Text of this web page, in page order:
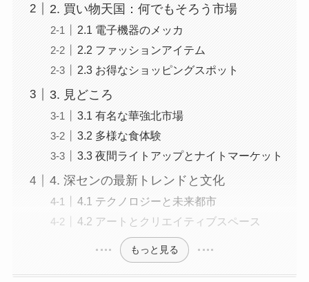
2. 買い物天国：何でもそろう市場
2.1 電子機器のメッカ
2.2 ファッションアイテム
2.3 お得なショッピングスポット
3. 見どころ
3.1 有名な華強北市場
3.2 多様な食体験
3.3 夜間ライトアップとナイトマーケット
4. 深センの最新トレンドと文化
4.1 テクノロジーと未来都市
4.2 アートとクリエイティブスペース
もっと見る